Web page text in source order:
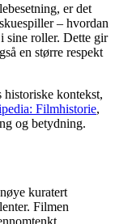
er det
– hvordan
sine roller. Dette gir
en større respekt
kontekst,
Filmhistorie,
og betydning.
kuratert
Filmen